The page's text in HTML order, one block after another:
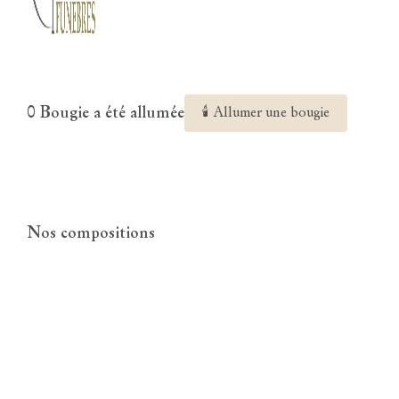
0 Bougie a été allumée 🕯 Allumer une bougie
Nos compositions